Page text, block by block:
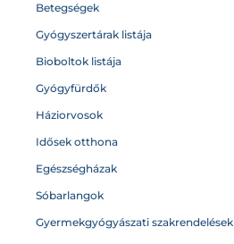
Betegségek
Gyógyszertárak listája
Bioboltok listája
Gyógyfürdők
Háziorvosok
Idősek otthona
Egészségházak
Sóbarlangok
Gyermekgyógyászati szakrendelések